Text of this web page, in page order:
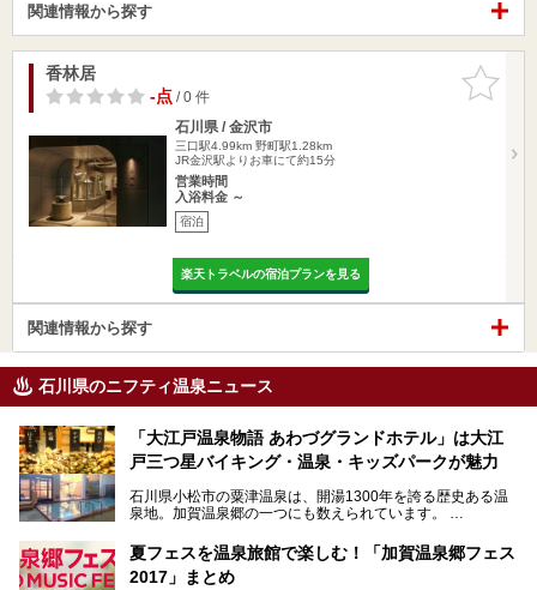
関連情報から探す
お気に入
りに追加
香林居
-点/ 0 件
石川県 / 金沢市
三口駅4.99km 野町駅1.28km
JR金沢駅よりお車にて約15分
営業時間
入浴料金 ～
宿泊
楽天トラベルの宿泊プランを見る
関連情報から探す
石川県のニフティ温泉ニュース
「大江戸温泉物語 あわづグランドホテル」は大江
戸三つ星バイキング・温泉・キッズパークが魅力
石川県小松市の粟津温泉は、開湯1300年を誇る歴史ある温
泉地。加賀温泉郷の一つにも数えられています。
その粟津温泉に建つ「大江戸温泉物語 あわづグランドホテ
ル」（以下、あわづグランドホテル）は客室数97室のホテ
ルで、昨年2024年12月に露天風呂を新設。充実したキッズ
夏フェスを温泉旅館で楽しむ！「加賀温泉郷フェス
2017」まとめ